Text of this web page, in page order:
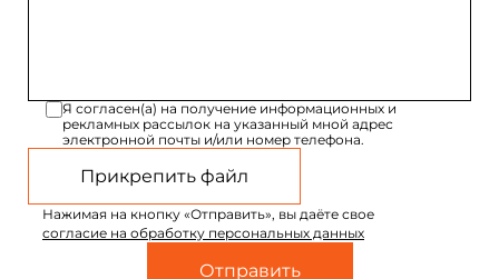
Я согласен(а) на получение информационных и
рекламных рассылок на указанный мной адрес
электронной почты и/или номер телефона.
Прикрепить файл
Нажимая на кнопку «Отправить», вы даёте свое
согласие на обработку персональных данных